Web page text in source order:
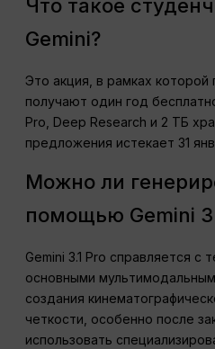
Что такое
Gemini?
Это акция, в рамках
получают один год
Pro, Deep Research и 2 ТБ
предложения истекает 31
Можно ли
помощью Gemini
Gemini 3.1 Pro справляется с
основными
создания
четкости, особенно после
использовать